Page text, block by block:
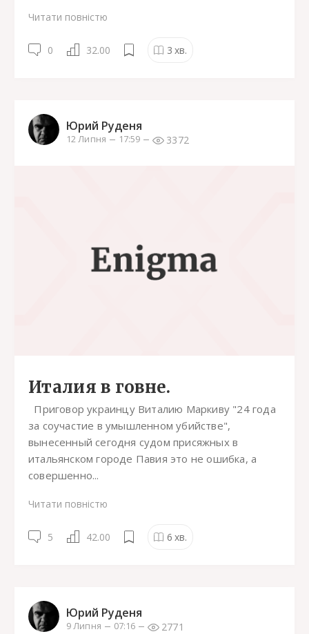
Читати повністю
0 32.00 3 хв.
Юрий Руденя
12 Липня 17:59 3372
Италия в говне.
Приговор украинцу Виталию Маркиву "24 года
за соучастие в умышленном убийстве",
вынесенный сегодня судом присяжных в
итальянском городе Павия это не ошибка, а
совершенно...
Читати повністю
5 42.00 6 хв.
Юрий Руденя
9 Липня 07:16 2771